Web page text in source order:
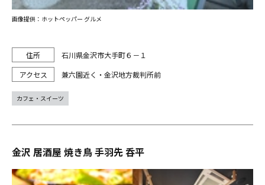
石川県金沢市大手町６－１
兼六園近く・金沢地方裁判所前
画像提供：ホットペッパー グルメ
カフェ・スイーツ
金沢 居酒屋 焼き鳥 手羽先 呑平